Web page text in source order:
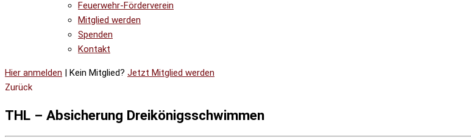
Feuerwehr-Förderverein
Mitglied werden
Spenden
Kontakt
Hier anmelden | Kein Mitglied? Jetzt Mitglied werden
Zurück
THL – Absicherung Dreikönigsschwimmen